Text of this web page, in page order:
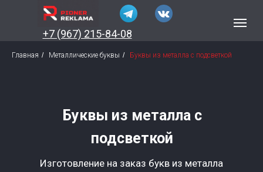
+7 (967) 215-84-08
Главная / Металлические буквы / Буквы из металла с подсветкой
Буквы из металла с
подсветкой
Изготовление на заказ букв из металла